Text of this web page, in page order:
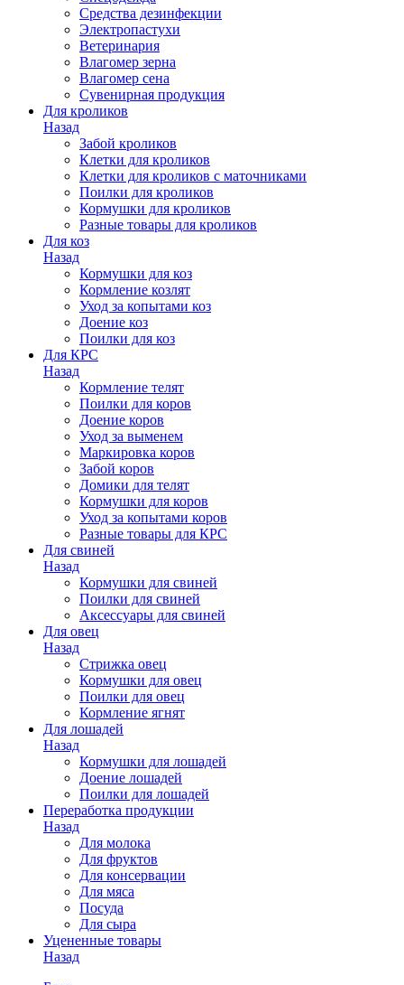
Средства дезинфекции
Электропастухи
Ветеринария
Влагомер зерна
Влагомер сена
Сувенирная продукция
Для кроликов
Назад
Забой кроликов
Клетки для кроликов
Клетки для кроликов с маточниками
Поилки для кроликов
Кормушки для кроликов
Разные товары для кроликов
Для коз
Назад
Кормушки для коз
Кормление козлят
Уход за копытами коз
Доение коз
Поилки для коз
Для КРС
Назад
Кормление телят
Поилки для коров
Доение коров
Уход за выменем
Маркировка коров
Забой коров
Домики для телят
Кормушки для коров
Уход за копытами коров
Разные товары для КРС
Для свиней
Назад
Кормушки для свиней
Поилки для свиней
Аксессуары для свиней
Для овец
Назад
Стрижка овец
Кормушки для овец
Поилки для овец
Кормление ягнят
Для лошадей
Назад
Кормушки для лошадей
Доение лошадей
Поилки для лошадей
Переработка продукции
Назад
Для молока
Для фруктов
Для консервации
Для мяса
Посуда
Для сыра
Уцененные товары
Назад